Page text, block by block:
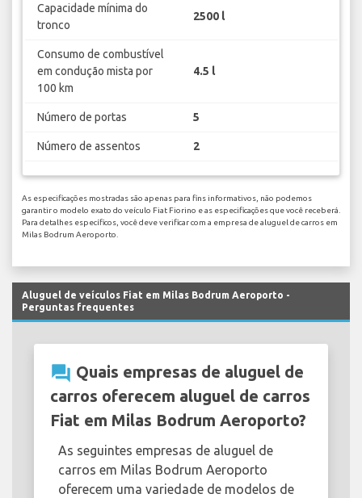
Capacidade mínima do
tronco
2500 l
Consumo de combustível
em condução mista por
100 km
4.5 l
Número de portas 5
Número de assentos 2
As especificações mostradas são apenas para fins informativos, não podemos
garantir o modelo exato do veículo Fiat Fiorino e as especificações que você receberá.
Para detalhes específicos, você deve verificar com a empresa de aluguel de carros em
Milas Bodrum Aeroporto.
Aluguel de veículos Fiat em Milas Bodrum Aeroporto -
Perguntas frequentes
question_answer Quais empresas de aluguel de
carros oferecem aluguel de carros
Fiat em Milas Bodrum Aeroporto?
As seguintes empresas de aluguel de
carros em Milas Bodrum Aeroporto
oferecem uma variedade de modelos de